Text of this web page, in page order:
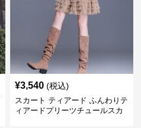
¥3,540 (税込)
スカート ティアード ふんわりテ
ィアードプリーツチュールスカ